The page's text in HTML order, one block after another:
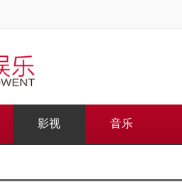
影视 音乐